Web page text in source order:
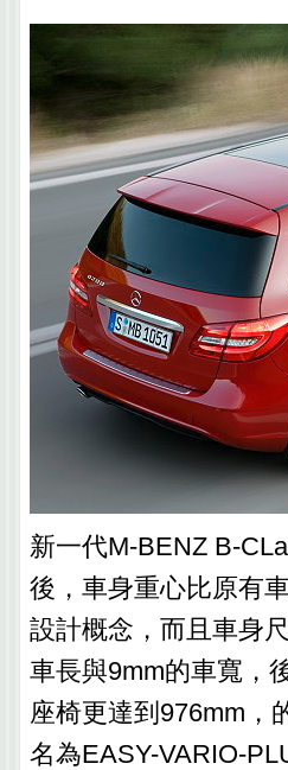
新一代M-BENZ B-
後，車身重心比原有
設計概念，而且車身
車長與9mm的車寬，
座椅更達到976mm，
名為EASY-VARIO-